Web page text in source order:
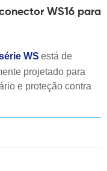
WS16 para
WS está de
projetado para
e proteção contra